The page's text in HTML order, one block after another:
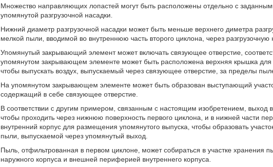
Множество направляющих лопастей могут быть расположены отдельно с
упомянутой разгрузочной насадки.
Нижний диаметр разгрузочной насадки может быть меньше верхнего диметра
мелкой пыли, вводимой во внутреннюю часть второго циклона, через разгрузочную
Упомянутый закрывающий элемент может включать связующее отверстие,
упомянутом закрывающем элементе может быть расположена верхняя крышка для
чтобы выпускать воздух, выпускаемый через связующее отверстие, за пределы
На упомянутом закрывающем элементе может быть образован выступающий
содержащий в себе связующее отверстие.
В соответствии с другим примером, связанным с настоящим изобретением, выход
чтобы проходить через нижнюю поверхность первого циклона, и в нижней части
внутренний корпус для размещения упомянутого выпуска, чтобы образовать
пыли, выпускаемой через упомянутый выход.
Пыль, отфильтрованная в первом циклоне, может собираться в участке хранения
наружного корпуса и внешней периферией внутреннего корпуса.